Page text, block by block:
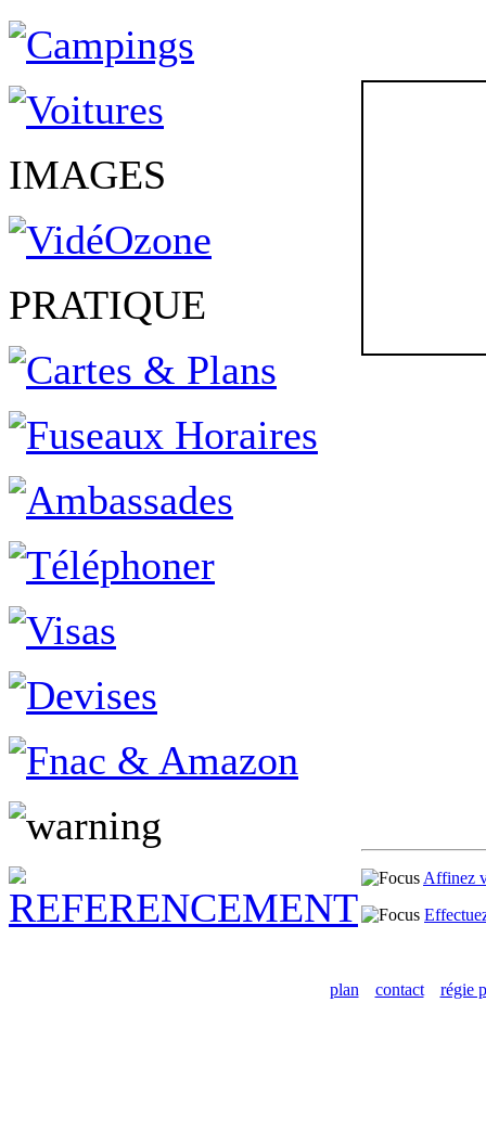
IMAGES
PRATIQUE
Affinez
plan contact régie